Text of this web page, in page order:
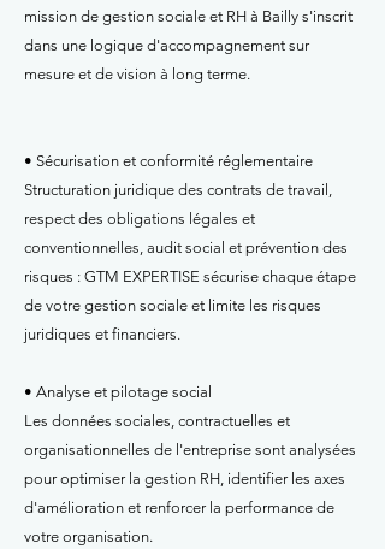
mission de gestion sociale et RH à Bailly s'inscrit
dans une logique d'accompagnement sur
mesure et de vision à long terme.
• Sécurisation et conformité réglementaire
Structuration juridique des contrats de travail,
respect des obligations légales et
conventionnelles, audit social et prévention des
risques : GTM EXPERTISE sécurise chaque étape
de votre gestion sociale et limite les risques
juridiques et financiers.
• Analyse et pilotage social
Les données sociales, contractuelles et
organisationnelles de l'entreprise sont analysées
pour optimiser la gestion RH, identifier les axes
d'amélioration et renforcer la performance de
votre organisation.